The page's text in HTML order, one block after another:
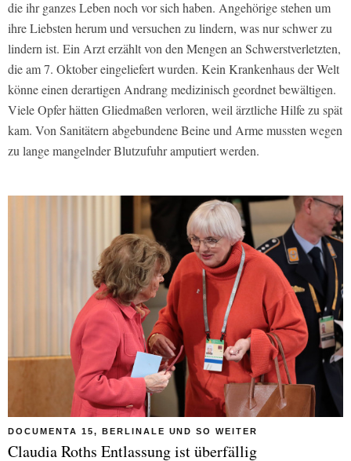
die ihr ganzes Leben noch vor sich haben. Angehörige stehen um
ihre Liebsten herum und versuchen zu lindern, was nur schwer zu
lindern ist. Ein Arzt erzählt von den Mengen an Schwerstverletzten,
die am 7. Oktober eingeliefert wurden. Kein Krankenhaus der Welt
könne einen derartigen Andrang medizinisch geordnet bewältigen.
Viele Opfer hätten Gliedmaßen verloren, weil ärztliche Hilfe zu spät
kam. Von Sanitätern abgebundene Beine und Arme mussten wegen
zu lange mangelnder Blutzufuhr amputiert werden.
DOCUMENTA 15, BERLINALE UND SO WEITER
Claudia Roths Entlassung ist überfällig